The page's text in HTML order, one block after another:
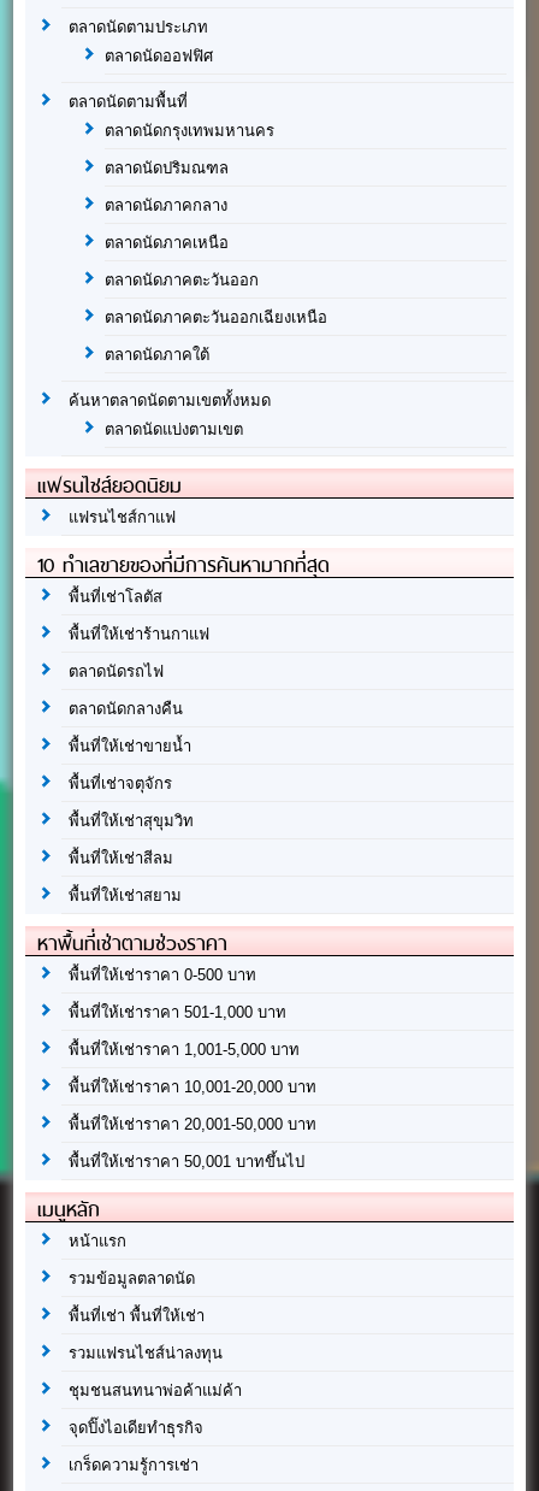
ตลาดนัดตามประเภท
ตลาดนัดออฟฟิศ
ตลาดนัดตามพื้นที่
ตลาดนัดกรุงเทพมหานคร
ตลาดนัดปริมณฑล
ตลาดนัดภาคกลาง
ตลาดนัดภาคเหนือ
ตลาดนัดภาคตะวันออก
ตลาดนัดภาคตะวันออกเฉียงเหนือ
ตลาดนัดภาคใต้
ค้นหาตลาดนัดตามเขตทั้งหมด
ตลาดนัดแบ่งตามเขต
แฟรนไชส์ยอดนิยม
แฟรนไชส์กาแฟ
10 ทำเลขายของที่มีการค้นหามากที่สุด
พื้นที่เช่าโลตัส
พื้นที่ให้เช่าร้านกาแฟ
ตลาดนัดรถไฟ
ตลาดนัดกลางคืน
พื้นที่ให้เช่าขายน้ำ
พื้นที่เช่าจตุจักร
พื้นที่ให้เช่าสุขุมวิท
พื้นที่ให้เช่าสีลม
พื้นที่ให้เช่าสยาม
หาพื้นที่เช่าตามช่วงราคา
พื้นที่ให้เช่าราคา 0-500 บาท
พื้นที่ให้เช่าราคา 501-1,000 บาท
พื้นที่ให้เช่าราคา 1,001-5,000 บาท
พื้นที่ให้เช่าราคา 10,001-20,000 บาท
พื้นที่ให้เช่าราคา 20,001-50,000 บาท
พื้นที่ให้เช่าราคา 50,001 บาทขึ้นไป
เมนูหลัก
หน้าแรก
รวมข้อมูลตลาดนัด
พื้นที่เช่า พื้นที่ให้เช่า
รวมแฟรนไชส์น่าลงทุน
ชุมชนสนทนาพ่อค้าแม่ค้า
จุดปิ๊งไอเดียทำธุรกิจ
เกร็ดความรู้การเช่า